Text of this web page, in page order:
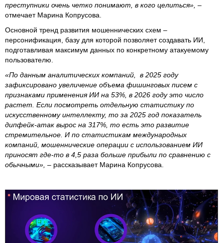
преступники очень четко понимают, в кого целиться», –
отмечает Марина Копрусова.
Основной тренд развития мошеннических схем –
персонификация, базу для которой позволяет создавать ИИ,
подготавливая максимум данных по конкретному атакуемому
пользователю.
«По данным аналитических компаний, в 2025 году
зафиксировано увеличение объема фишинговых писем с
признаками применения ИИ на 53%, в 2026 году это число
растет. Если посмотреть отдельную статистику по
искусственному интеллекту, то за 2025 год показатель
дипфейк-атак вырос на 317%, то есть это развитие
стремительное. И по статистикам международных
компаний, мошеннические операции с использованием ИИ
приносят где-то в 4,5 раза больше прибыли по сравнению с
обычными», – рассказывает Марина Копрусова.